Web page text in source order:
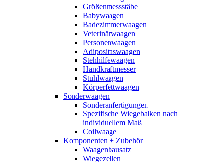
Größenmessstäbe
Babywaagen
Badezimmerwaagen
Veterinärwaagen
Personenwaagen
Adipositaswaagen
Stehhilfewaagen
Handkraftmesser
Stuhlwaagen
Körperfettwaagen
Sonderwaagen
Sonderanfertigungen
Spezifische Wiegebalken nach
individuellem Maß
Coilwaage
Komponenten + Zubehör
Waagenbausatz
Wiegezellen